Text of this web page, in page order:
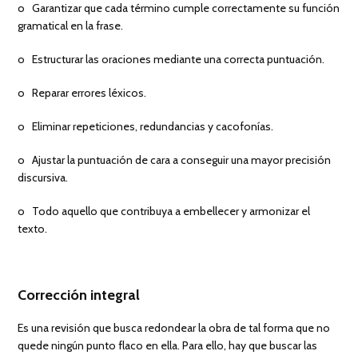
o Garantizar que cada término cumple correctamente su función
gramatical en la frase.
o Estructurar las oraciones mediante una correcta puntuación.
o Reparar errores léxicos.
o Eliminar repeticiones, redundancias y cacofonías.
o Ajustar la puntuación de cara a conseguir una mayor precisión
discursiva.
o Todo aquello que contribuya a embellecer y armonizar el
texto.
Corrección integral
Es una revisión que busca redondear la obra de tal forma que no
quede ningún punto flaco en ella. Para ello, hay que buscar las